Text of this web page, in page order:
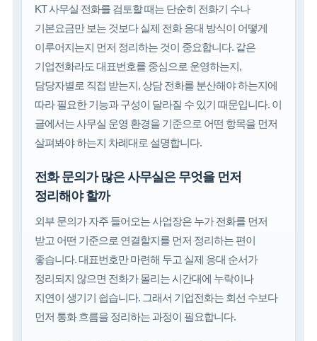
KT 사무실 전화를 검토할 때는 단순히 전화기 수나
기본요금만 보는 것보다 실제 전화 응대 방식이 어떻게
이루어지는지 먼저 정리하는 것이 중요합니다. 같은
기업전화라도 대표번호를 중심으로 운영하는지,
담당자별로 직접 받는지, 상담 전화를 분산해야 하는지에
따라 필요한 기능과 구성이 달라질 수 있기 때문입니다. 이
글에서는 사무실 운영 환경을 기준으로 어떤 항목을 먼저
살펴봐야 하는지 차례대로 설명합니다.
전화 문의가 많은 사무실은 무엇을 먼저
정리해야 할까
외부 문의가 자주 들어오는 사업장은 누가 전화를 먼저
받고 어떤 기준으로 연결할지를 먼저 정리하는 편이
좋습니다. 대표번호만 마련해 두고 실제 응대 순서가
정리되지 않으면 전화가 몰리는 시간대에 누락이나
지연이 생기기 쉽습니다. 그래서 기업전화는 회선 수보다
먼저 통화 흐름을 정리하는 과정이 필요합니다.